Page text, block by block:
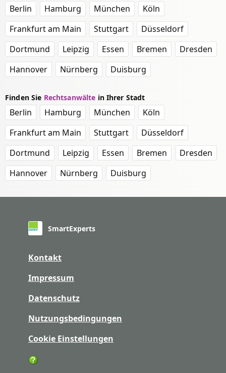
Berlin Hamburg München
Köln
Frankfurt am Main
Stuttgart
Düsseldorf
Dortmund
Leipzig Essen Bremen
Dresden
Hannover
Nürnberg Duisburg
Finden Sie Rechtsanwälte in Ihrer Stadt
Berlin Hamburg München
Köln
Frankfurt am Main
Stuttgart
Düsseldorf
Dortmund
Leipzig Essen Bremen
Dresden
Hannover
Nürnberg Duisburg
SmartExperts
Kontakt
Impressum
Datenschutz
Nutzungsbedingungen
Cookie Einstellungen